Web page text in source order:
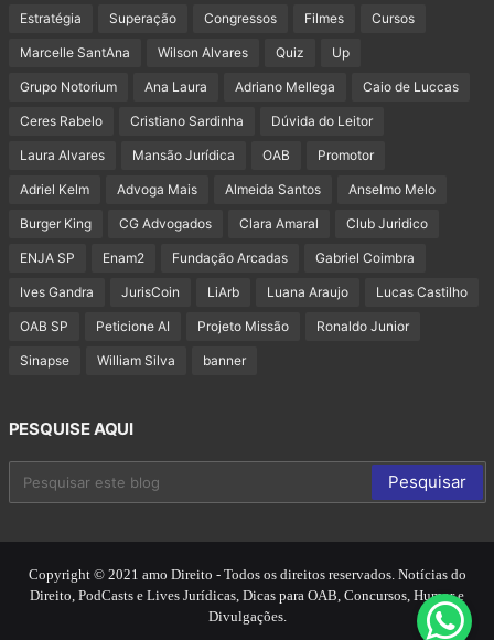
Estratégia Superação Congressos Filmes Cursos
Marcelle SantAna Wilson Alvares Quiz Up
Grupo Notorium Ana Laura Adriano Mellega Caio de Luccas
Ceres Rabelo Cristiano Sardinha Dúvida do Leitor
Laura Alvares Mansão Jurídica OAB Promotor
Adriel Kelm Advoga Mais Almeida Santos Anselmo Melo
Burger King CG Advogados Clara Amaral Club Juridico
ENJA SP Enam2 Fundação Arcadas Gabriel Coimbra
Ives Gandra JurisCoin LiArb Luana Araujo Lucas Castilho
OAB SP Peticione AI Projeto Missão Ronaldo Junior
Sinapse William Silva banner
PESQUISE AQUI
Copyright © 2021 amo Direito - Todos os direitos reservados. Notícias do
Direito, PodCasts e Lives Jurídicas, Dicas para OAB, Concursos, Humor e
Divulgações.